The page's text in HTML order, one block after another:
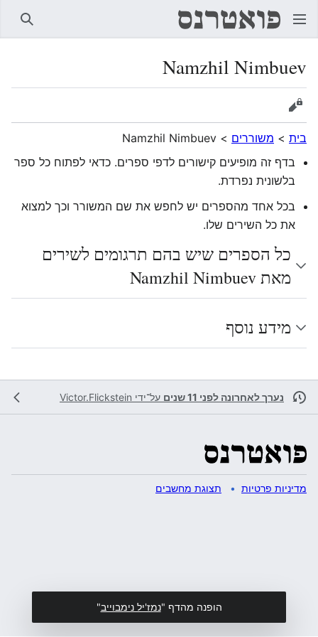
Namzhil Nimbuev
הצגת מקור
בית > משוררים >
Namzhil Nimbuev
בדף זה מופיעים קישורים לדפי ספרים. כדאי לפתוח כל ספר
בלשונית נפרדת.
בכל אחד מהספרים יש לחפש את שם המשורר וכך למצוא
את כל השירים שלו.
כל הספרים שיש בהם תרגומים לשירים
מאת Namzhil Nimbuev
מידע נוסף
נערך לאחרונה לפני 11 שנים על־ידי Victor.Flickstein
מדיניות פרטיות תצוגת מחשבים
הופנה מהדף "נמז'יל נימבוייב"